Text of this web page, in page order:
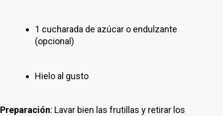
1 cucharada de azúcar o endulzante
(opcional)
Hielo al gusto
Preparación: Lavar bien las frutillas y retirar los